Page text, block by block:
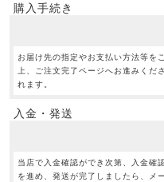
購入手続き
お届け先の指定やお支払い方法等を
上、ご注文完了ページへお進みくだ
れます。
入金・発送
当店で入金確認ができ次第、入金確
を進め、発送が完了しましたら、メ